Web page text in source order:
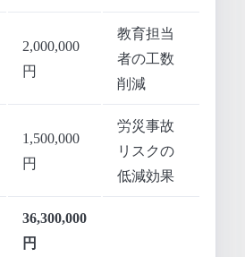
2,000,000
円
教育担当
者の工数
削減
1,500,000
円
労災事故
リスクの
低減効果
36,300,000
円